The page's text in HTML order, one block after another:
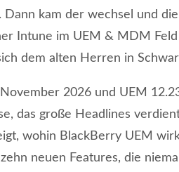
Dann kam der wechsel und
Intune im UEM & MDM
dem alten Herren in
November 2026 und UEM
das große Headlines
wohin BlackBerry UEM
neuen Features, die